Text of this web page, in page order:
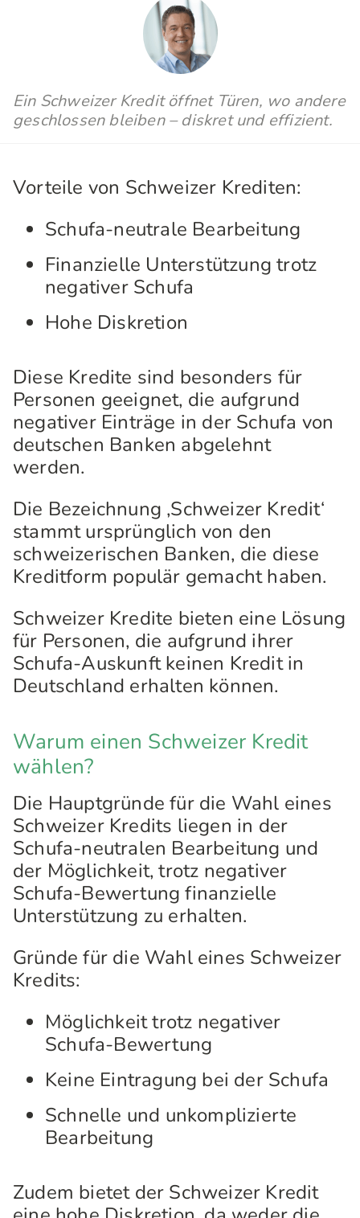
Ein Schweizer Kredit öffnet Türen, wo andere
geschlossen bleiben – diskret und effizient.
Vorteile von Schweizer Krediten:
Schufa-neutrale Bearbeitung
Finanzielle Unterstützung trotz
negativer Schufa
Hohe Diskretion
Diese Kredite sind besonders für
Personen geeignet, die aufgrund
negativer Einträge in der Schufa von
deutschen Banken abgelehnt
werden.
Die Bezeichnung ‚Schweizer Kredit‘
stammt ursprünglich von den
schweizerischen Banken, die diese
Kreditform populär gemacht haben.
Schweizer Kredite bieten eine Lösung
für Personen, die aufgrund ihrer
Schufa-Auskunft keinen Kredit in
Deutschland erhalten können.
Warum einen Schweizer Kredit
wählen?
Die Hauptgründe für die Wahl eines
Schweizer Kredits liegen in der
Schufa-neutralen Bearbeitung und
der Möglichkeit, trotz negativer
Schufa-Bewertung finanzielle
Unterstützung zu erhalten.
Gründe für die Wahl eines Schweizer
Kredits:
Möglichkeit trotz negativer
Schufa-Bewertung
Keine Eintragung bei der Schufa
Schnelle und unkomplizierte
Bearbeitung
Zudem bietet der Schweizer Kredit